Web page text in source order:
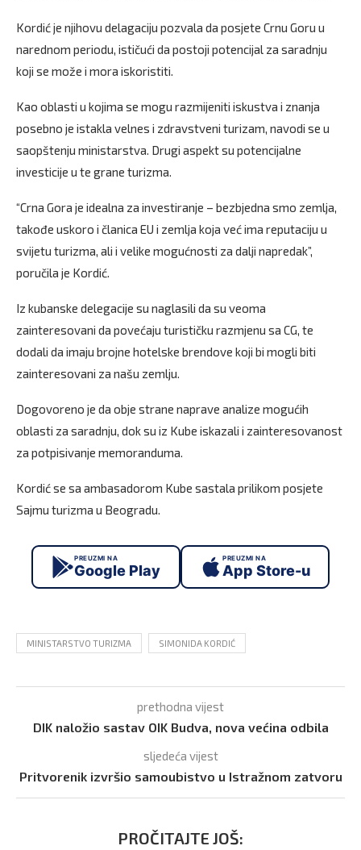
Kordić je njihovu delagaciju pozvala da posjete Crnu Goru u
narednom periodu, ističući da postoji potencijal za saradnju
koji se može i mora iskoristiti.
Kao oblasti u kojima se mogu razmijeniti iskustva i znanja
posebno je istakla velnes i zdravstveni turizam, navodi se u
saopštenju ministarstva. Drugi aspekt su potencijalne
investicije u te grane turizma.
“Crna Gora je idealna za investiranje – bezbjedna smo zemlja,
takođe uskoro i članica EU i zemlja koja već ima reputaciju u
svijetu turizma, ali i velike mogućnosti za dalji napredak”,
poručila je Kordić.
Iz kubanske delegacije su naglasili da su veoma
zainteresovani da povećaju turističku razmjenu sa CG, te
dodali da imaju brojne hotelske brendove koji bi mogli biti
zainteresovani za našu zemlju.
Dogovoreno je da obje strane naprave analize mogućih
oblasti za saradnju, dok su iz Kube iskazali i zainteresovanost
za potpisivanje memoranduma.
Kordić se sa ambasadorom Kube sastala prilikom posjete
Sajmu turizma u Beogradu.
PREUZMI NA
Google Play
PREUZMI NA
App Store-u
MINISTARSTVO TURIZMA SIMONIDA KORDIĆ
prethodna vijest
DIK naložio sastav OIK Budva, nova većina odbila
sljedeća vijest
Pritvorenik izvršio samoubistvo u Istražnom zatvoru
PROČITAJTE JOŠ: